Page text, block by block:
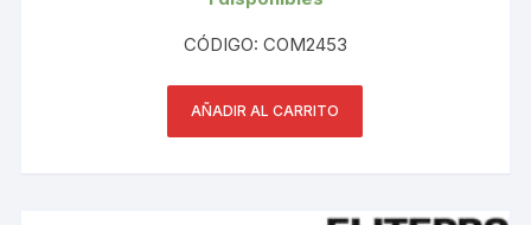
CÓDIGO: COM2453
AÑADIR AL CARRITO